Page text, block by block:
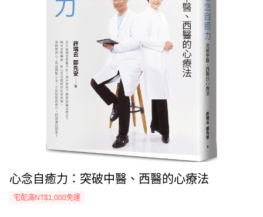
心念自癒力：突破中醫、西醫的心療法
宅配滿NT$1,000免運